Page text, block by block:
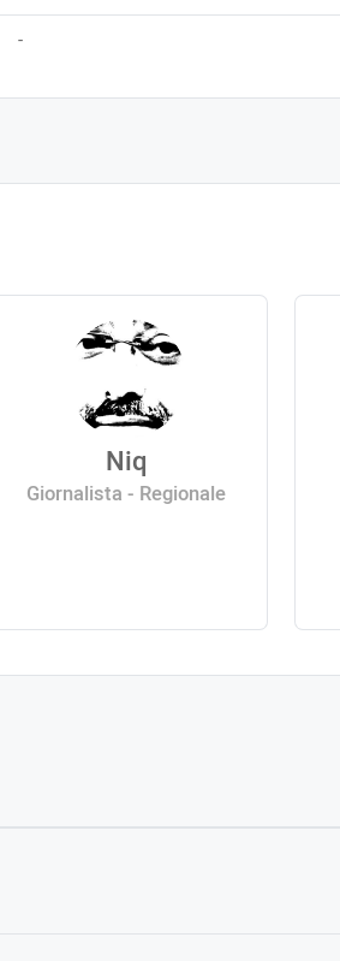
-
Niq
Giornalista - Regionale